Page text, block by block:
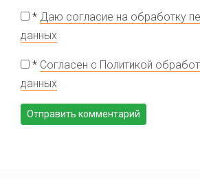
* Даю согласие на обработку
данных
* Согласен с Политикой
данных